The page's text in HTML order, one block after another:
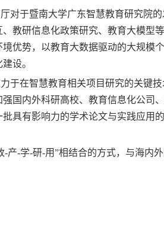
于暨南大学广东智慧教育研究院的
教研信息化政策研究、教育大模型
优势，以教育大数据驱动的大规模
设。
在智慧教育相关项目研究的关键技
国内外科研高校、教育信息化公司
具有影响力的学术论文与实践应用
-学-研-用”相结合的方式，与海内